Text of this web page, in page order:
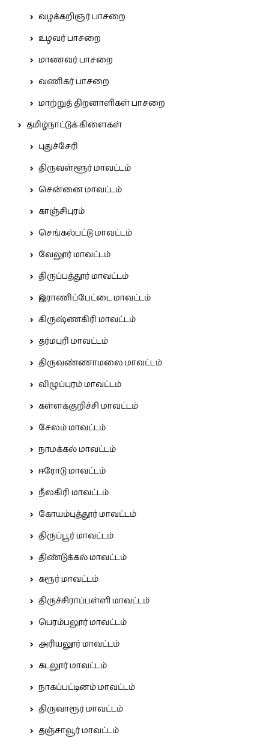
வழக்கறிஞர் பாசறை
உழவர் பாசறை
மாணவர் பாசறை
வணிகர் பாசறை
மாற்றுத் திறனாளிகள் பாசறை
தமிழ்நாட்டுக் கிளைகள்
புதுச்சேரி
திருவள்ளூர் மாவட்டம்
சென்னை மாவட்டம்
காஞ்சிபுரம்
செங்கல்பட்டு மாவட்டம்
வேலூர் மாவட்டம்
திருப்பத்தூர் மாவட்டம்
இராணிப்பேட்டை மாவட்டம்
கிருஷ்ணகிரி மாவட்டம்
தர்மபுரி மாவட்டம்
திருவண்ணாமலை மாவட்டம்
விழுப்புரம் மாவட்டம்
கள்ளக்குறிச்சி மாவட்டம்
சேலம் மாவட்டம்
நாமக்கல் மாவட்டம்
ஈரோடு மாவட்டம்
நீலகிரி மாவட்டம்
கோயம்புத்தூர் மாவட்டம்
திருப்பூர் மாவட்டம்
திண்டுக்கல் மாவட்டம்
கரூர் மாவட்டம்
திருச்சிராப்பள்ளி மாவட்டம்
பெரம்பலூர் மாவட்டம்
அரியலூர் மாவட்டம்
கடலூர் மாவட்டம்
நாகப்பட்டினம் மாவட்டம்
திருவாரூர் மாவட்டம்
தஞ்சாவூர் மாவட்டம்